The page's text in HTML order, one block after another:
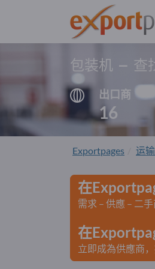
包装机 – 查
出口商
16
Exportpages 运
在
需求 – 供應 – 二
在
立即成為供應商